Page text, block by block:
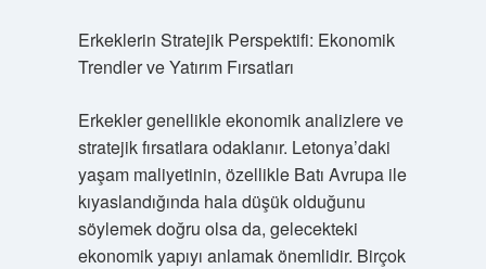
Erkeklerin Stratejik Perspektifi: Ekonomik
Trendler ve Yatırım Fırsatları
Erkekler genellikle ekonomik analizlere ve
stratejik fırsatlara odaklanır. Letonya’daki
yaşam maliyetinin, özellikle Batı Avrupa ile
kıyaslandığında hala düşük olduğunu
söylemek doğru olsa da, gelecekteki
ekonomik yapıyı anlamak önemlidir. Birçok